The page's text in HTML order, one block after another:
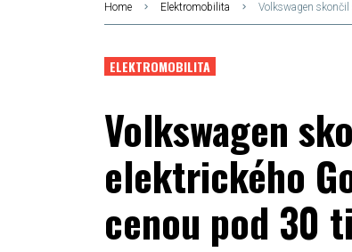
Home Elektromobilita Volkswagen
ELEKTROMOBILITA
Volkswagen
elektrického
cenou pod 30